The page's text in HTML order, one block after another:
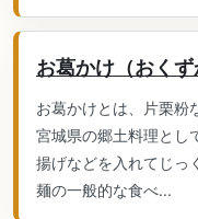
お葛かけ（おくず
お葛かけとは、片栗粉
宮城県の郷土料理とし
揚げなどを入れてじっ
麺の一般的な食べ...